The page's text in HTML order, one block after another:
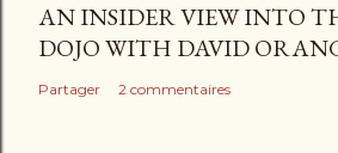
AN INSIDER VIEW INTO
DOJO WITH DAVID
Partager 2 commentaires